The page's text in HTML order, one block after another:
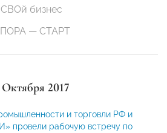
СВОй бизнес
— СТАРТ
2017
и торговли РФ и
провели рабочую встречу по